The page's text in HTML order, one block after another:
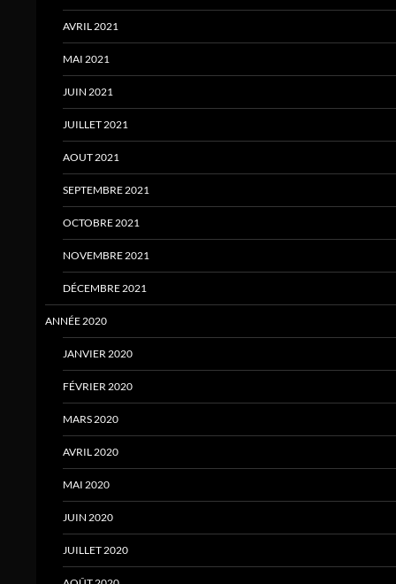
AVRIL 2021
MAI 2021
JUIN 2021
JUILLET 2021
AOUT 2021
SEPTEMBRE 2021
OCTOBRE 2021
NOVEMBRE 2021
DÉCEMBRE 2021
ANNÉE 2020
JANVIER 2020
FÉVRIER 2020
MARS 2020
AVRIL 2020
MAI 2020
JUIN 2020
JUILLET 2020